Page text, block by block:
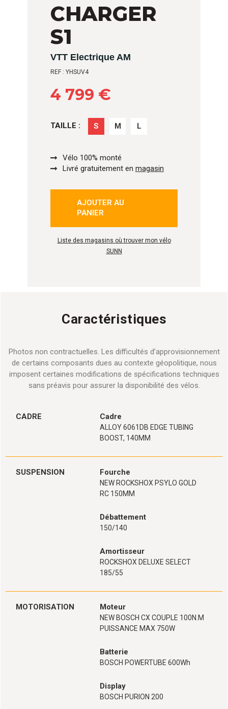
CHARGER
S1
VTT Electrique AM
REF : YHSUV4
4 799 €
TAILLE : S M L
Vélo 100% monté
Livré gratuitement en magasin
AJOUTER AU
PANIER
Liste des magasins où trouver mon vélo
SUNN
Caractéristiques
Photos non contractuelles. Les difficultés d’approvisionnement
de certains composants dues au contexte géopolitique, nous
imposent certaines modifications de spécifications techniques
sans préavis pour assurer la disponibilité des vélos.
CADRE Cadre
ALLOY 6061DB EDGE TUBING
BOOST, 140MM
SUSPENSION Fourche
NEW ROCKSHOX PSYLO GOLD
RC 150MM
Débattement
150/140
Amortisseur
ROCKSHOX DELUXE SELECT
185/55
MOTORISATION Moteur
NEW BOSCH CX COUPLE 100N.M
PUISSANCE MAX 750W
Batterie
BOSCH POWERTUBE 600Wh
Display
BOSCH PURION 200